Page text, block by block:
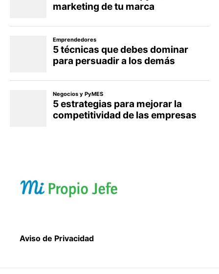
Aviso de Privacidad